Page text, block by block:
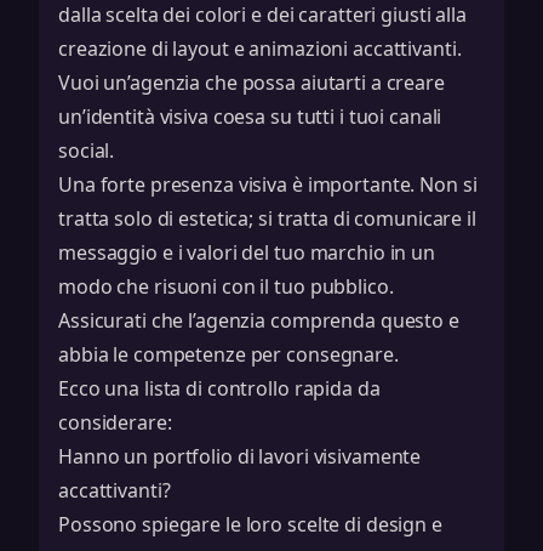
dalla scelta dei colori e dei caratteri giusti alla
creazione di layout e animazioni accattivanti.
Vuoi un’agenzia che possa aiutarti a creare
un’identità visiva coesa su tutti i tuoi canali
social.
Una forte presenza visiva è importante. Non si
tratta solo di estetica; si tratta di comunicare il
messaggio e i valori del tuo marchio in un
modo che risuoni con il tuo pubblico.
Assicurati che l’agenzia comprenda questo e
abbia le competenze per consegnare.
Ecco una lista di controllo rapida da
considerare:
Hanno un portfolio di lavori visivamente
accattivanti?
Possono spiegare le loro scelte di design e